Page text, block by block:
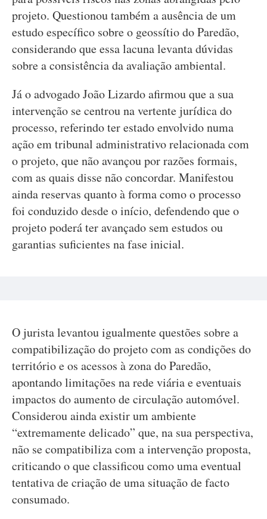
projeto. Questionou também a ausência de um
estudo específico sobre o geossítio do Paredão,
considerando que essa lacuna levanta dúvidas
sobre a consistência da avaliação ambiental.
Já o advogado João Lizardo afirmou que a sua
intervenção se centrou na vertente jurídica do
processo, referindo ter estado envolvido numa
ação em tribunal administrativo relacionada com
o projeto, que não avançou por razões formais,
com as quais disse não concordar. Manifestou
ainda reservas quanto à forma como o processo
foi conduzido desde o início, defendendo que o
projeto poderá ter avançado sem estudos ou
garantias suficientes na fase inicial.
O jurista levantou igualmente questões sobre a
compatibilização do projeto com as condições do
território e os acessos à zona do Paredão,
apontando limitações na rede viária e eventuais
impactos do aumento de circulação automóvel.
Considerou ainda existir um ambiente
“extremamente delicado” que, na sua perspectiva,
não se compatibiliza com a intervenção proposta,
criticando o que classificou como uma eventual
tentativa de criação de uma situação de facto
consumado.